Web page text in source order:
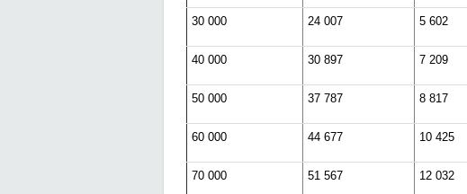
30 000 24 007 5 602
40 000 30 897 7 209
50 000 37 787 8 817
60 000 44 677 10 425
70 000 51 567 12 032